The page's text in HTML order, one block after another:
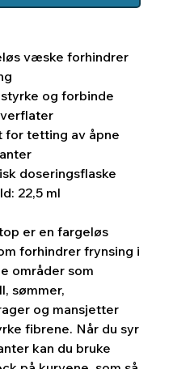
væske forhindrer
styrke og forbinde
for tetting av åpne
doseringsflaske
22,5 ml
er en fargeløs
forhindrer frynsing i
områder som
sømmer,
og mansjetter
fibrene. Når du syr
kan du bruke